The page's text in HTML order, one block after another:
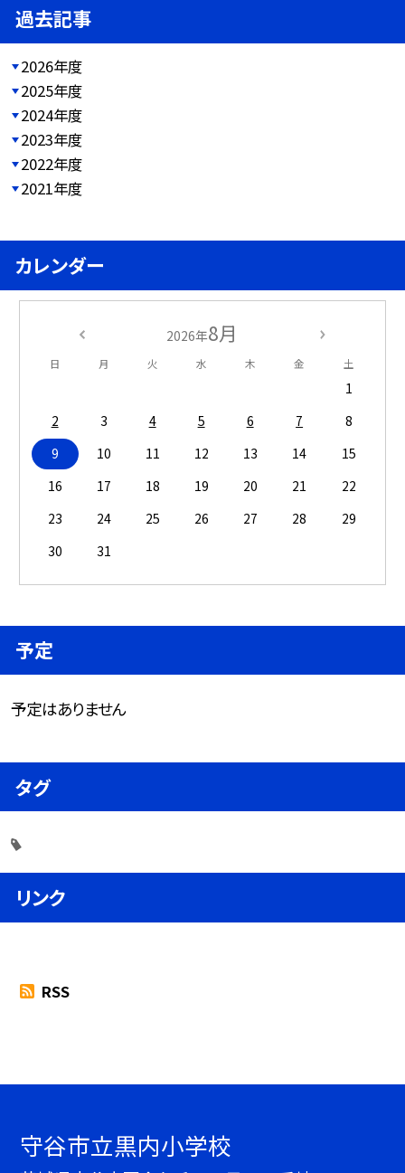
過去記事
2026年度
2025年度
2024年度
2023年度
2022年度
2021年度
カレンダー
2026年8月
日 月 火 水 木 金 土
1
2
3 4 5 6 7
8
9
10 11 12 13 14
15
16
17 18 19 20 21
22
23
24 25 26 27 28
29
30
31
予定
予定はありません
タグ
リンク
RSS
守谷市立黒内小学校